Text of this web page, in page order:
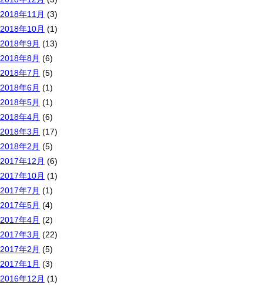
2018年11月 (3)
2018年10月 (1)
2018年9月 (13)
2018年8月 (6)
2018年7月 (5)
2018年6月 (1)
2018年5月 (1)
2018年4月 (6)
2018年3月 (17)
2018年2月 (5)
2017年12月 (6)
2017年10月 (1)
2017年7月 (1)
2017年5月 (4)
2017年4月 (2)
2017年3月 (22)
2017年2月 (5)
2017年1月 (3)
2016年12月 (1)